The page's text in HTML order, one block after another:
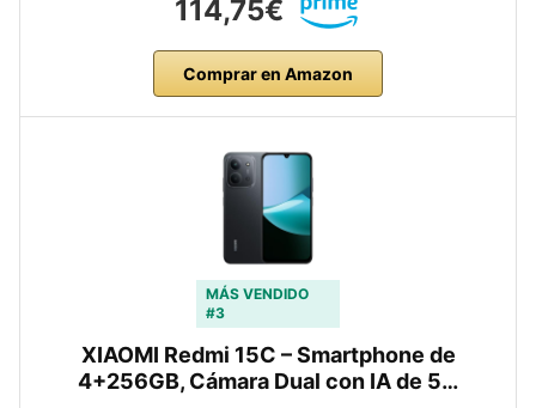
114,75€
Comprar en Amazon
MÁS VENDIDO
#3
XIAOMI Redmi 15C – Smartphone de
4+256GB, Cámara Dual con IA de 5…